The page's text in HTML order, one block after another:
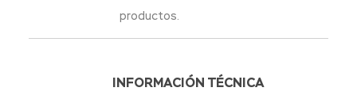
productos.
INFORMACIÓN TÉCNICA